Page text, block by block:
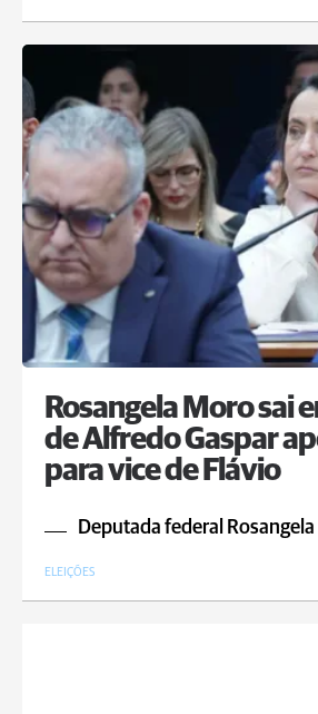
Rosangela Moro sai
de Alfredo Gaspar
para vice de Flávio
Deputada federal Rosangela
ELEIÇÕES